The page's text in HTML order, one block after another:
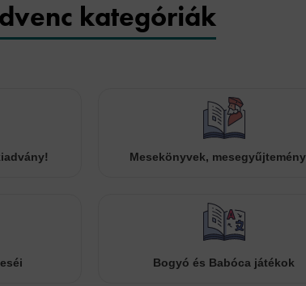
kategóriák
Mesekönyvek,
Bogyó és Babóca játékok